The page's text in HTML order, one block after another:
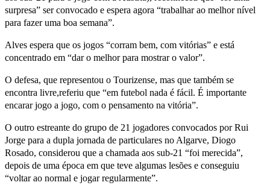
surpresa” ser convocado e espera agora “trabalhar ao melhor nível
para fazer uma boa semana”.
Alves espera que os jogos “corram bem, com vitórias” e está
concentrado em “dar o melhor para mostrar o valor”.
O defesa, que representou o Tourizense, mas que também se
encontra livre,referiu que “em futebol nada é fácil. É importante
encarar jogo a jogo, com o pensamento na vitória”.
O outro estreante do grupo de 21 jogadores convocados por Rui
Jorge para a dupla jornada de particulares no Algarve, Diogo
Rosado, considerou que a chamada aos sub-21 “foi merecida”,
depois de uma época em que teve algumas lesões e conseguiu
“voltar ao normal e jogar regularmente”.